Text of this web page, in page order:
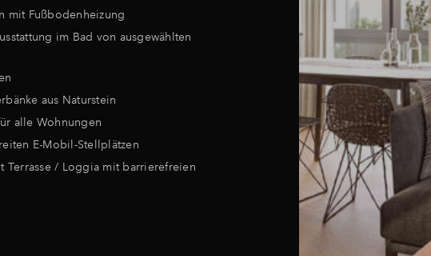
mit Fußbodenheizung
im Bad von ausgewählten
aus Naturstein
alle Wohnungen
E-Mobil-Stellplätzen
Terrasse / Loggia mit barrierefreien